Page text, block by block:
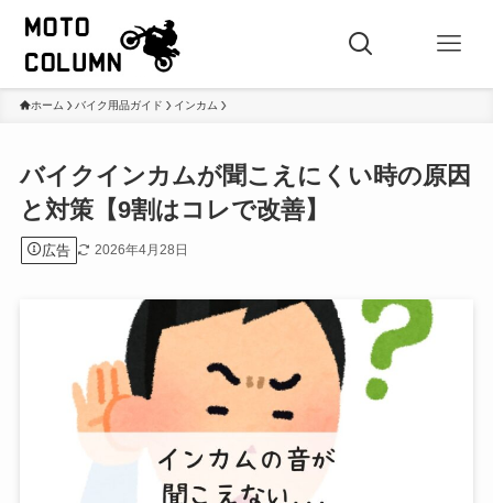
ホーム バイク用品ガイド インカム
バイクインカムが聞こえにくい時の原因
と対策【9割はコレで改善】
広告 2026年4月28日